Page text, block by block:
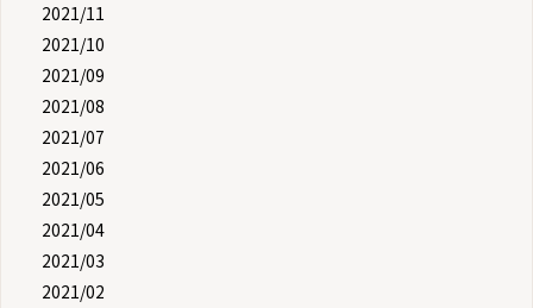
2021/11
2021/10
2021/09
2021/08
2021/07
2021/06
2021/05
2021/04
2021/03
2021/02